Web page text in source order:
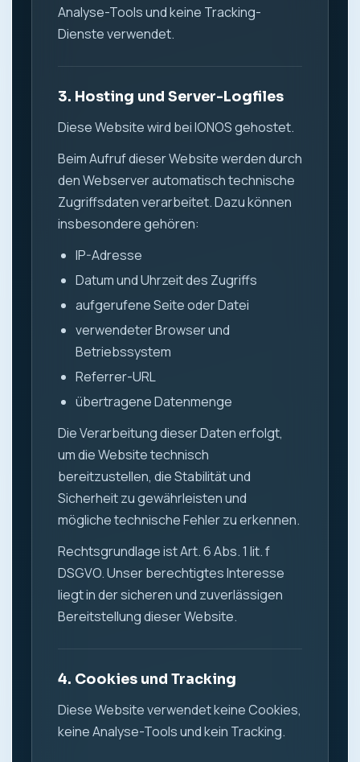
Analyse-Tools und keine Tracking-
Dienste verwendet.
3. Hosting und Server-Logfiles
Diese Website wird bei IONOS gehostet.
Beim Aufruf dieser Website werden durch
den Webserver automatisch technische
Zugriffsdaten verarbeitet. Dazu können
insbesondere gehören:
IP-Adresse
Datum und Uhrzeit des Zugriffs
aufgerufene Seite oder Datei
verwendeter Browser und
Betriebssystem
Referrer-URL
übertragene Datenmenge
Die Verarbeitung dieser Daten erfolgt,
um die Website technisch
bereitzustellen, die Stabilität und
Sicherheit zu gewährleisten und
mögliche technische Fehler zu erkennen.
Rechtsgrundlage ist Art. 6 Abs. 1 lit. f
DSGVO. Unser berechtigtes Interesse
liegt in der sicheren und zuverlässigen
Bereitstellung dieser Website.
4. Cookies und Tracking
Diese Website verwendet keine Cookies,
keine Analyse-Tools und kein Tracking.